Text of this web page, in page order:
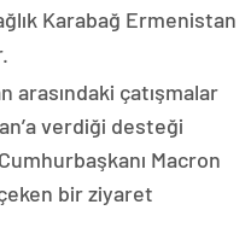
Karabağ Ermenistan
arasındaki çatışmalar
verdiği desteği
Macron
bir ziyaret